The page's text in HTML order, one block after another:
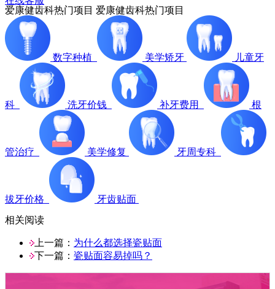
爱康健齿科热门项目 爱康健齿科热门项目
数字种植 美学矫牙 儿童牙
科 洗牙价钱 补牙费用 根
管治疗 美学修复 牙周专科
拔牙价格
牙齿贴面
相关阅读
上一篇： 为什么都选择瓷贴面
下一篇： 瓷贴面容易掉吗？